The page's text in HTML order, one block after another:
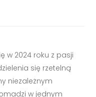
w 2024 roku z pasji
się rzetelną
niezależnym
w jednym